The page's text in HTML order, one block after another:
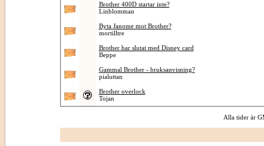
Brother 400D startar inte?
Linblomman
Byta Janome mot Brother?
mortilltre
Brother har slutat med Disney card
Beppe
Gammal Brother - bruksanvisning?
pialuttan
Brother overlock
Tojan
Alla tider är